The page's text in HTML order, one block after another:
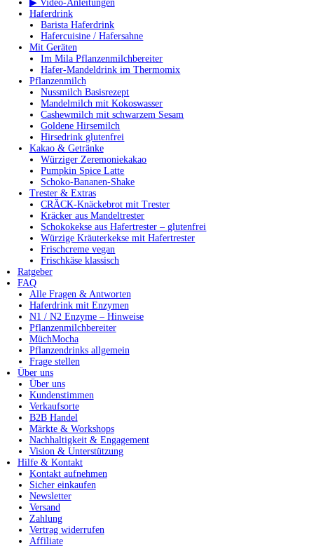
▶ Video-Anleitungen
Haferdrink
Barista Haferdrink
Hafercuisine / Hafersahne
Mit Geräten
Im Mila Pflanzenmilchbereiter
Hafer-Mandeldrink im Thermomix
Pflanzenmilch
Nussmilch Basisrezept
Mandelmilch mit Kokoswasser
Cashewmilch mit schwarzem Sesam
Goldene Hirsemilch
Hirsedrink glutenfrei
Kakao & Getränke
Würziger Zeremoniekakao
Pumpkin Spice Latte
Schoko-Bananen-Shake
Trester & Extras
CRÄCK-Knäckebrot mit Trester
Kräcker aus Mandeltrester
Schokokekse aus Hafertrester – glutenfrei
Würzige Kräuterkekse mit Hafertrester
Frischcreme vegan
Frischkäse klassisch
Ratgeber
FAQ
Alle Fragen & Antworten
Haferdrink mit Enzymen
N1 / N2 Enzyme – Hinweise
Pflanzenmilchbereiter
MüchMocha
Pflanzendrinks allgemein
Frage stellen
Über uns
Über uns
Kundenstimmen
Verkaufsorte
B2B Handel
Märkte & Workshops
Nachhaltigkeit & Engagement
Vision & Unterstützung
Hilfe & Kontakt
Kontakt aufnehmen
Sicher einkaufen
Newsletter
Versand
Zahlung
Vertrag widerrufen
Affiliate